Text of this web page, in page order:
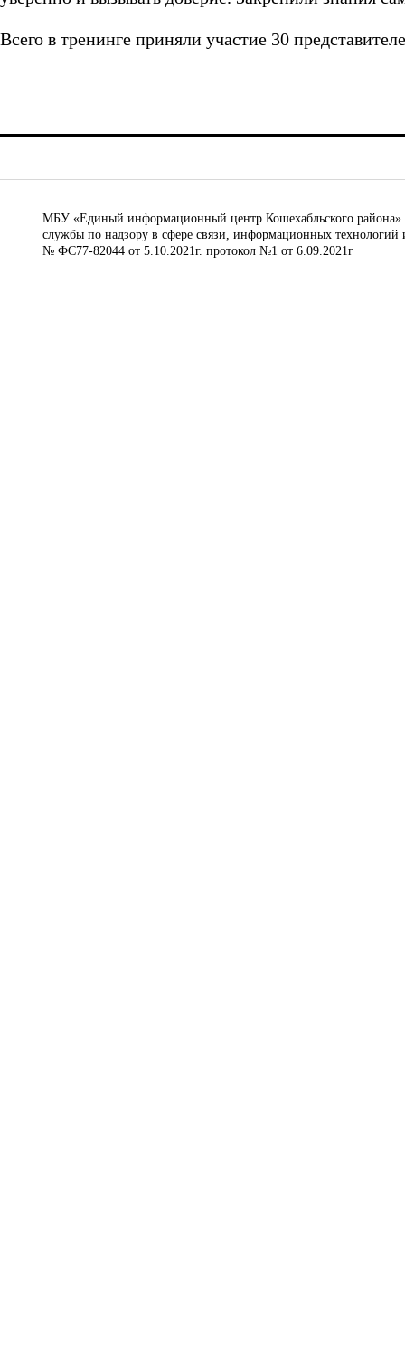
Всего в тренинге приняли участие 30
МБУ «Единый информационный центр Кошехабльского района»
службы по надзору в сфере связи, информационных
№ ФС77-82044 от 5.10.2021г. протокол №1 от 6.09.2021г